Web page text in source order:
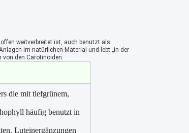
weitverbreitet ist, auch benutzt als
im natürlichen Material und lebt „in der
von den Carotinoiden.
die mit tiefgrünem,
häufig benutzt in
Luteinergänzungen